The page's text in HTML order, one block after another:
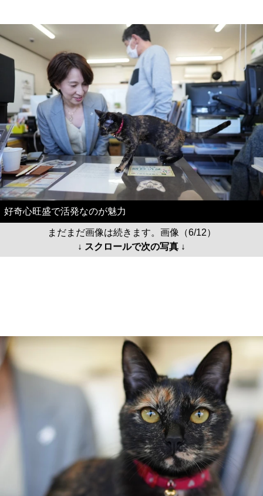
好奇心旺盛で活発なのが魅力
まだまだ画像は続きます。画像（6/12）
↓ スクロールで次の写真 ↓